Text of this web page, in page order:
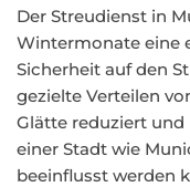
Der Streudienst in
Wintermonate eine
Sicherheit auf den
gezielte Verteilen
Glätte reduziert und
einer Stadt wie
beeinflusst werden